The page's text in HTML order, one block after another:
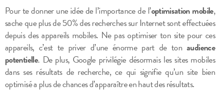
Pour te donner une idée de l’importance de l’optimisation mobile,
sache que plus de 50% des recherches sur Internet sont effectuées
depuis des appareils mobiles. Ne pas optimiser ton site pour ces
appareils, c’est te priver d’une énorme part de tonaudience
potentielle. De plus, Google privilégie désormais les sites mobiles
dans ses résultats de recherche, ce qui signifie qu’un site bien
optimisé a plus de chances d’apparaître en haut des résultats.